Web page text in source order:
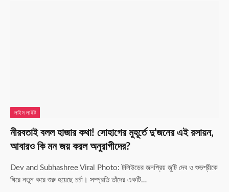
লাইম লাইট
নীরবতাই বলল হাজার কথা! সোহাগের মুহূর্তে দু’জনের এই রসায়ন,
আবারও কি মন জয় করল অনুরাগীদের?
Dev and Subhashree Viral Photo: টলিউডের জনপ্রিয় জুটি দেব ও শুভশ্রীকে
ঘিরে নতুন করে শুরু হয়েছে চর্চা। সম্প্রতি তাঁদের একটি…